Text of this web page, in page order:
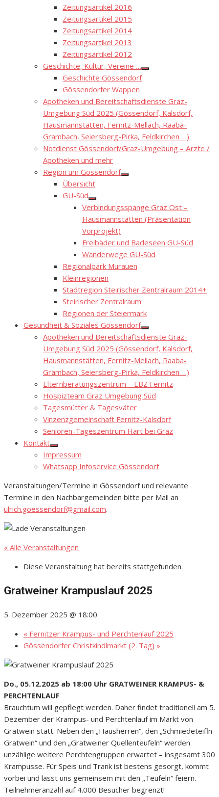
Zeitungsartikel 2016
Zeitungsartikel 2015
Zeitungsartikel 2014
Zeitungsartikel 2013
Zeitungsartikel 2012
Geschichte, Kultur, Vereine …
Show
Geschichte Gössendorf
Gössendorfer Wappen
Apotheken und Bereitschaftsdienste Graz-
Umgebung Süd 2025 (Gössendorf, Kalsdorf,
Hausmannstätten, Fernitz-Mellach, Raaba-
Grambach, Seiersberg-Pirka, Feldkirchen …)
Notdienst Gössendorf/Graz-Umgebung – Ärzte /
Apotheken und mehr
Region um Gössendorf
Show
Übersicht
GU-Süd
Show
sub
menu
Verbindungsspange Graz Ost –
Hausmannstätten (Präsentation
Vorprojekt)
Freibäder und Badeseen GU-Süd
Wanderwege GU-Süd
Regionalpark Murauen
Kleinregionen
Stadtregion Steirischer Zentralraum 2014+
Steirischer Zentralraum
Regionen der Steiermark
Gesundheit & Soziales Gössendorf
Show
sub
menu
Apotheken und Bereitschaftsdienste Graz-
Umgebung Süd 2025 (Gössendorf, Kalsdorf,
Hausmannstätten, Fernitz-Mellach, Raaba-
Grambach, Seiersberg-Pirka, Feldkirchen …)
Elternberatungszentrum – EBZ Fernitz
Hospizteam Graz Umgebung Süd
Tagesmütter & Tagesväter
Vinzenzgemeinschaft Fernitz-Kalsdorf
Senioren-Tageszentrum Hart bei Graz
Kontakt
Show
sub
menu
Impressum
Whatsapp Infoservice Gössendorf
Veranstaltungen/Termine in Gössendorf und relevante
Termine in den Nachbargemeinden bitte per Mail an
ulrich.goessendorf@gmail.com.
« Alle Veranstaltungen
Diese Veranstaltung hat bereits stattgefunden.
Gratweiner Krampuslauf 2025
5. Dezember 2025 @ 18:00
« Fernitzer Krampus- und Perchtenlauf 2025
Gössendorfer Christkindlmarkt (2. Tag) »
Do., 05.12.2025 ab 18:00 Uhr GRATWEINER KRAMPUS- &
PERCHTENLAUF
Brauchtum will gepflegt werden. Daher findet traditionell am 5.
Dezember der Krampus- und Perchtenlauf im Markt von
Gratwein statt. Neben den „Hausherren“, den „Schmiedeteifln
Gratwein“ und den „Gratweiner Quellenteufeln“ werden
unzählige weitere Perchtengruppen erwartet – insgesamt 300
Krampusse. Für Speis und Trank ist bestens gesorgt, kommt
vorbei und lasst uns gemeinsem mit den „Teufeln“ feiern.
Teilnehmeranzahl auf 4.000 Besucher begrenzt!